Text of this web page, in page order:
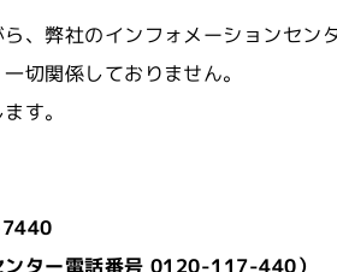
、弊社のインフォメーションセ
切関係しておりません。
す。
ター電話番号 0120-117-440）